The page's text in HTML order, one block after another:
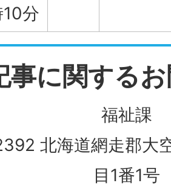
分
事に関する
福祉課
北海道網走郡大
目1番1号